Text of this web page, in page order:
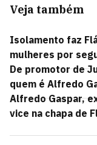
Veja também
Isolamento faz
mulheres por
De promotor de
quem é Alfredo
Alfredo Gaspar,
vice na chapa de